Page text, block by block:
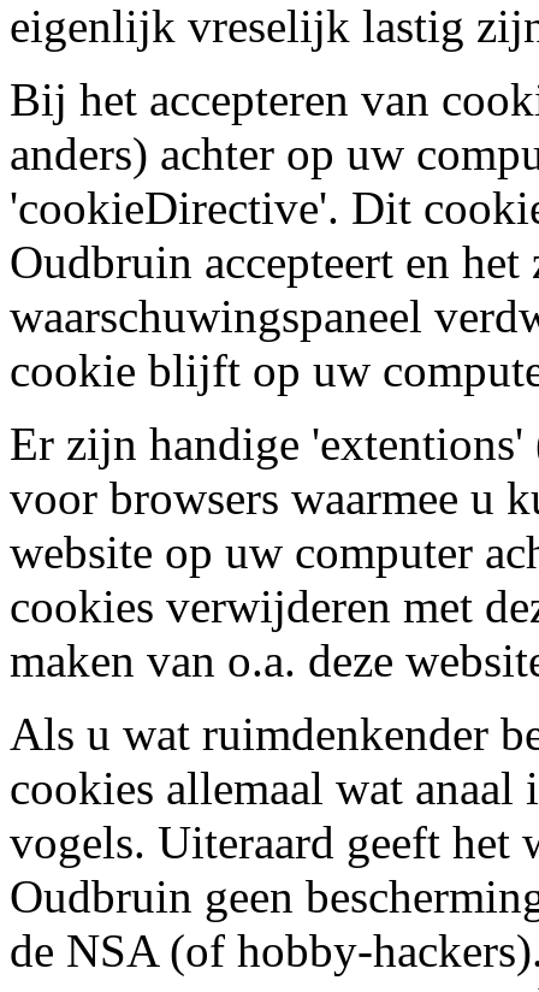
eigenlijk vreselijk lastig
Bij het accepteren van
anders) achter op uw
'cookieDirective'. Dit
Oudbruin accepteert en
waarschuwingspaneel
cookie blijft op uw
Er zijn handige 'extentions'
voor browsers waarmee u
website op uw computer
cookies verwijderen met
maken van o.a. deze
Als u wat ruimdenkender
cookies allemaal wat anaal
vogels. Uiteraard geeft het
Oudbruin geen
de NSA (of hobby-